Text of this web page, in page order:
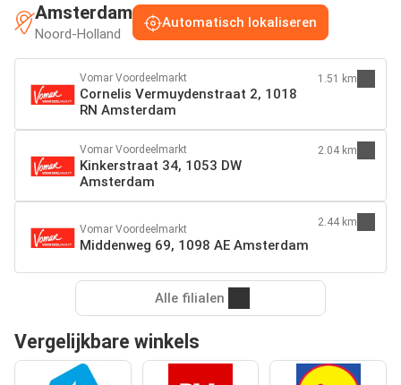
Amsterdam
Noord-Holland
Automatisch lokaliseren
Vomar Voordeelmarkt
Cornelis Vermuydenstraat 2, 1018
RN Amsterdam
1.51 km
Vomar Voordeelmarkt
Kinkerstraat 34, 1053 DW
Amsterdam
2.04 km
Vomar Voordeelmarkt
Middenweg 69, 1098 AE Amsterdam
2.44 km
Alle filialen
Vergelijkbare winkels